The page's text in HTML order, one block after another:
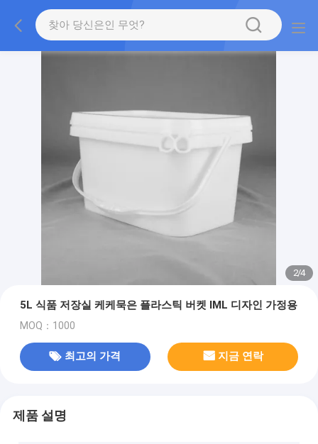
2/4
5L 식품 저장실 케케묵은 플라스틱 버켓 IML 디자인 가정용
MOQ：1000
최고의 가격 지금 연락
제품 설명